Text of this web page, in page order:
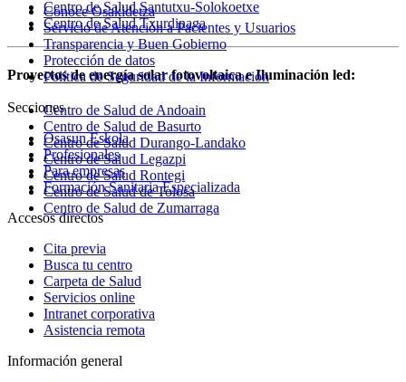
Centro de Salud Santutxu-Solokoetxe
Centro de Salud Txurdinaga
Proyectos de energía solar fotovoltaica e Iluminación led:
Centro de Salud de Andoain
Centro de Salud de Basurto
Centro de Salud Durango-Landako
Centro de Salud Legazpi
Centro de Salud Rontegi
Centro de Salud de Tolosa
Centro de Salud de Zumarraga
Conoce Osakidetza
Servicio de Atención a Pacientes y Usuarios
Transparencia y Buen Gobierno
Protección de datos
Política de Seguridad de la Información
Secciones
Osasun Eskola
Profesionales
Para empresas
Formación Sanitaria Especializada
Accesos directos
Cita previa
Busca tu centro
Carpeta de Salud
Servicios online
Intranet corporativa
Asistencia remota
Información general